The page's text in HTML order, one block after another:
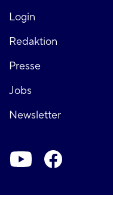
Login
Fußzeile
rechts
Redaktion
Presse
Jobs
Newsletter
Soziale-